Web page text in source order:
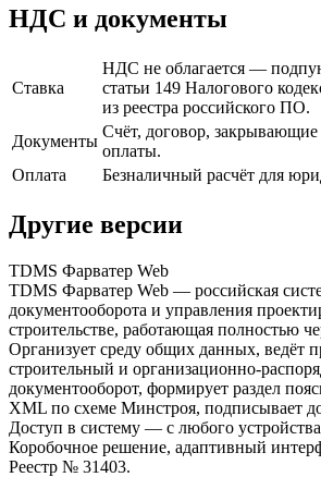
НДС и документы
Ставка
НДС не облагается —
статьи 149 Налогового
из реестра российского ПО.
Документы
Счёт, договор,
оплаты.
Оплата
Безналичный расчёт для
Другие версии
TDMS Фарватер Web
TDMS Фарватер Web — российская
документооборота и управления
строительстве, работающая полностью
Организует среду общих данных, ведёт
строительный и организационно-
документооборот, формирует раздел
XML по схеме Минстроя, подписывает
Доступ в систему — с любого
Коробочное решение, адаптивный
Реестр № 31403.